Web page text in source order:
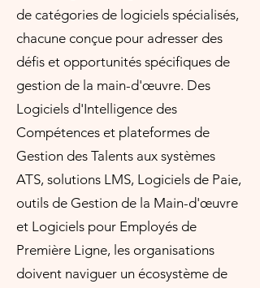
de catégories de logiciels spécialisés,
chacune conçue pour adresser des
défis et opportunités spécifiques de
gestion de la main-d'œuvre. Des
Logiciels d'Intelligence des
Compétences et plateformes de
Gestion des Talents aux systèmes
ATS, solutions LMS, Logiciels de Paie,
outils de Gestion de la Main-d'œuvre
et Logiciels pour Employés de
Première Ligne, les organisations
doivent naviguer un écosystème de